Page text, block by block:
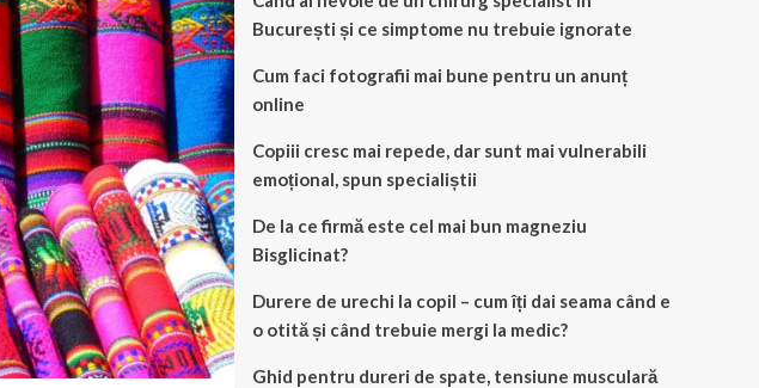
București și ce simptome nu trebuie ignorate
Cum faci fotografii mai bune pentru un anunț
online
Copiii cresc mai repede, dar sunt mai vulnerabili
emoțional, spun specialiștii
De la ce firmă este cel mai bun magneziu
Bisglicinat?
Durere de urechi la copil – cum îți dai seama când e
o otită și când trebuie mergi la medic?
Ghid pentru dureri de spate, tensiune musculară